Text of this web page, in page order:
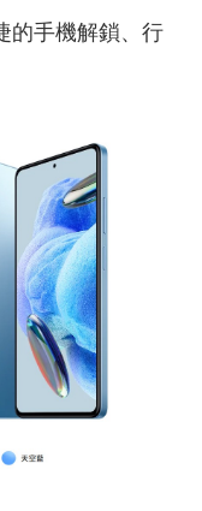
的手機解鎖、行